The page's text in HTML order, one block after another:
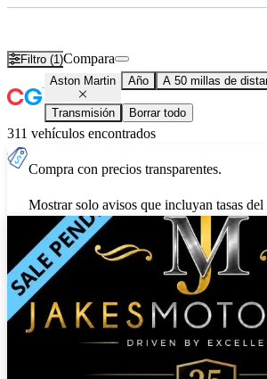
Filtro (1)Compara
Aston Martin Año A 50 millas de
Transmisión Borrar todo
311 vehículos encontrados
Compra con precios transparentes.
Mostrar solo avisos que incluyan tasas